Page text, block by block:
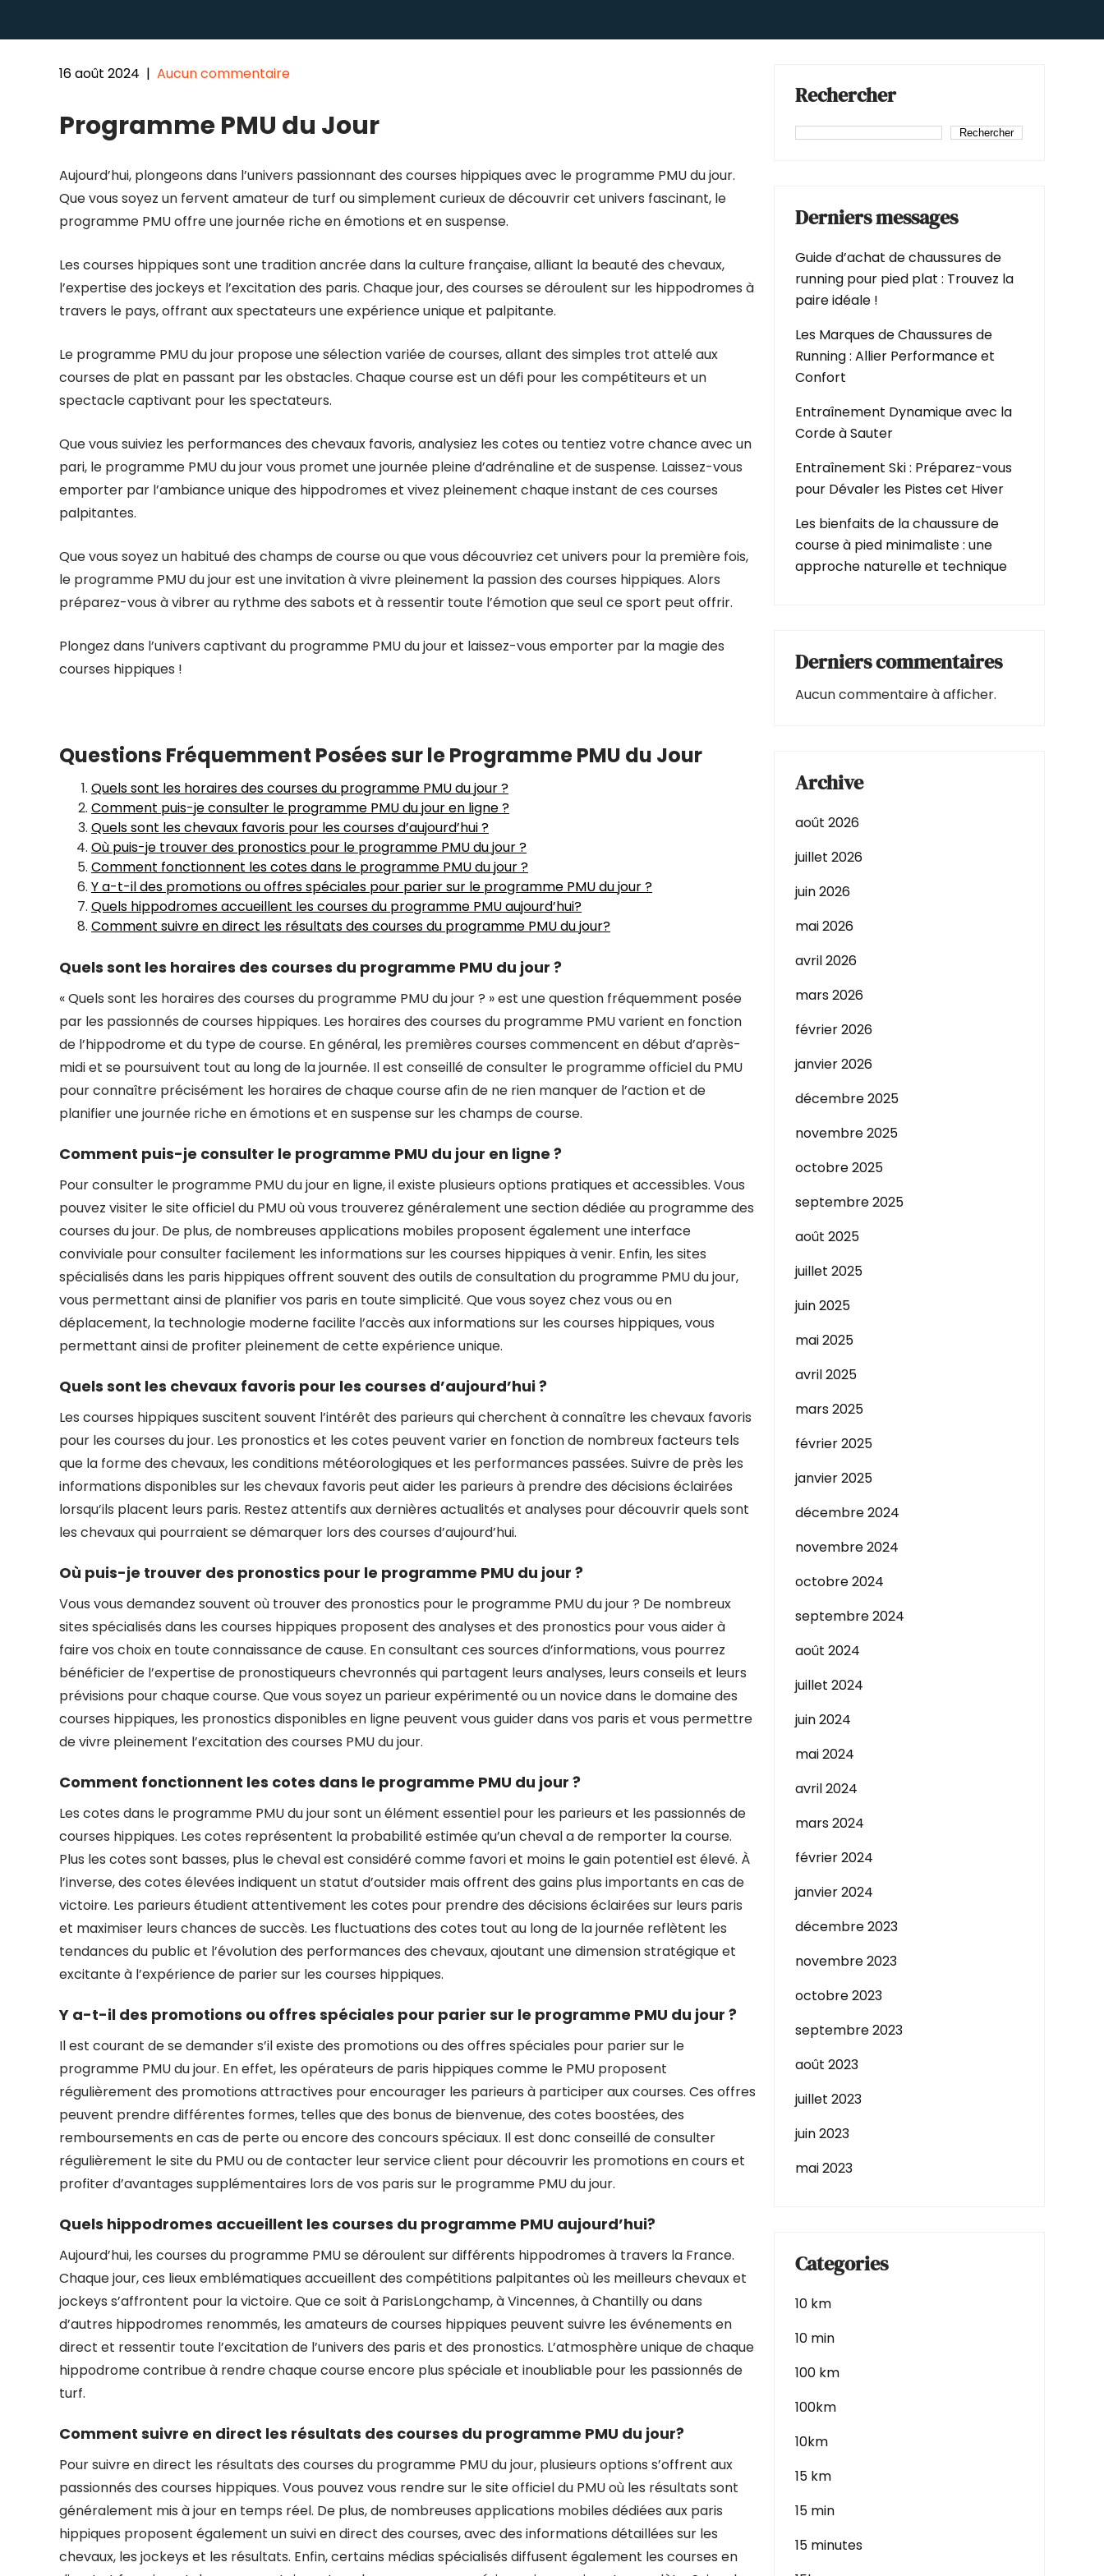
16 août 2024 | Aucun commentaire
Programme PMU du Jour
Aujourd’hui, plongeons dans l’univers passionnant des courses hippiques avec le programme PMU du jour.
Que vous soyez un fervent amateur de turf ou simplement curieux de découvrir cet univers fascinant, le
programme PMU offre une journée riche en émotions et en suspense.
Les courses hippiques sont une tradition ancrée dans la culture française, alliant la beauté des chevaux,
l’expertise des jockeys et l’excitation des paris. Chaque jour, des courses se déroulent sur les hippodromes à
travers le pays, offrant aux spectateurs une expérience unique et palpitante.
Le programme PMU du jour propose une sélection variée de courses, allant des simples trot attelé aux
courses de plat en passant par les obstacles. Chaque course est un défi pour les compétiteurs et un
spectacle captivant pour les spectateurs.
Que vous suiviez les performances des chevaux favoris, analysiez les cotes ou tentiez votre chance avec un
pari, le programme PMU du jour vous promet une journée pleine d’adrénaline et de suspense. Laissez-vous
emporter par l’ambiance unique des hippodromes et vivez pleinement chaque instant de ces courses
palpitantes.
Que vous soyez un habitué des champs de course ou que vous découvriez cet univers pour la première fois,
le programme PMU du jour est une invitation à vivre pleinement la passion des courses hippiques. Alors
préparez-vous à vibrer au rythme des sabots et à ressentir toute l’émotion que seul ce sport peut offrir.
Plongez dans l’univers captivant du programme PMU du jour et laissez-vous emporter par la magie des
courses hippiques !
Questions Fréquemment Posées sur le Programme PMU du Jour
Quels sont les horaires des courses du programme PMU du jour ?
Comment puis-je consulter le programme PMU du jour en ligne ?
Quels sont les chevaux favoris pour les courses d’aujourd’hui ?
Où puis-je trouver des pronostics pour le programme PMU du jour ?
Comment fonctionnent les cotes dans le programme PMU du jour ?
Y a-t-il des promotions ou offres spéciales pour parier sur le programme PMU du jour ?
Quels hippodromes accueillent les courses du programme PMU aujourd’hui?
Comment suivre en direct les résultats des courses du programme PMU du jour?
Quels sont les horaires des courses du programme PMU du jour ?
« Quels sont les horaires des courses du programme PMU du jour ? » est une question fréquemment posée
par les passionnés de courses hippiques. Les horaires des courses du programme PMU varient en fonction
de l’hippodrome et du type de course. En général, les premières courses commencent en début d’après-
midi et se poursuivent tout au long de la journée. Il est conseillé de consulter le programme officiel du PMU
pour connaître précisément les horaires de chaque course afin de ne rien manquer de l’action et de
planifier une journée riche en émotions et en suspense sur les champs de course.
Comment puis-je consulter le programme PMU du jour en ligne ?
Pour consulter le programme PMU du jour en ligne, il existe plusieurs options pratiques et accessibles. Vous
pouvez visiter le site officiel du PMU où vous trouverez généralement une section dédiée au programme des
courses du jour. De plus, de nombreuses applications mobiles proposent également une interface
conviviale pour consulter facilement les informations sur les courses hippiques à venir. Enfin, les sites
spécialisés dans les paris hippiques offrent souvent des outils de consultation du programme PMU du jour,
vous permettant ainsi de planifier vos paris en toute simplicité. Que vous soyez chez vous ou en
déplacement, la technologie moderne facilite l’accès aux informations sur les courses hippiques, vous
permettant ainsi de profiter pleinement de cette expérience unique.
Quels sont les chevaux favoris pour les courses d’aujourd’hui ?
Les courses hippiques suscitent souvent l’intérêt des parieurs qui cherchent à connaître les chevaux favoris
pour les courses du jour. Les pronostics et les cotes peuvent varier en fonction de nombreux facteurs tels
que la forme des chevaux, les conditions météorologiques et les performances passées. Suivre de près les
informations disponibles sur les chevaux favoris peut aider les parieurs à prendre des décisions éclairées
lorsqu’ils placent leurs paris. Restez attentifs aux dernières actualités et analyses pour découvrir quels sont
les chevaux qui pourraient se démarquer lors des courses d’aujourd’hui.
Où puis-je trouver des pronostics pour le programme PMU du jour ?
Vous vous demandez souvent où trouver des pronostics pour le programme PMU du jour ? De nombreux
sites spécialisés dans les courses hippiques proposent des analyses et des pronostics pour vous aider à
faire vos choix en toute connaissance de cause. En consultant ces sources d’informations, vous pourrez
bénéficier de l’expertise de pronostiqueurs chevronnés qui partagent leurs analyses, leurs conseils et leurs
prévisions pour chaque course. Que vous soyez un parieur expérimenté ou un novice dans le domaine des
courses hippiques, les pronostics disponibles en ligne peuvent vous guider dans vos paris et vous permettre
de vivre pleinement l’excitation des courses PMU du jour.
Comment fonctionnent les cotes dans le programme PMU du jour ?
Les cotes dans le programme PMU du jour sont un élément essentiel pour les parieurs et les passionnés de
courses hippiques. Les cotes représentent la probabilité estimée qu’un cheval a de remporter la course.
Plus les cotes sont basses, plus le cheval est considéré comme favori et moins le gain potentiel est élevé. À
l’inverse, des cotes élevées indiquent un statut d’outsider mais offrent des gains plus importants en cas de
victoire. Les parieurs étudient attentivement les cotes pour prendre des décisions éclairées sur leurs paris
et maximiser leurs chances de succès. Les fluctuations des cotes tout au long de la journée reflètent les
tendances du public et l’évolution des performances des chevaux, ajoutant une dimension stratégique et
excitante à l’expérience de parier sur les courses hippiques.
Y a-t-il des promotions ou offres spéciales pour parier sur le programme PMU du jour ?
Il est courant de se demander s’il existe des promotions ou des offres spéciales pour parier sur le
programme PMU du jour. En effet, les opérateurs de paris hippiques comme le PMU proposent
régulièrement des promotions attractives pour encourager les parieurs à participer aux courses. Ces offres
peuvent prendre différentes formes, telles que des bonus de bienvenue, des cotes boostées, des
remboursements en cas de perte ou encore des concours spéciaux. Il est donc conseillé de consulter
régulièrement le site du PMU ou de contacter leur service client pour découvrir les promotions en cours et
profiter d’avantages supplémentaires lors de vos paris sur le programme PMU du jour.
Quels hippodromes accueillent les courses du programme PMU aujourd’hui?
Aujourd’hui, les courses du programme PMU se déroulent sur différents hippodromes à travers la France.
Chaque jour, ces lieux emblématiques accueillent des compétitions palpitantes où les meilleurs chevaux et
jockeys s’affrontent pour la victoire. Que ce soit à ParisLongchamp, à Vincennes, à Chantilly ou dans
d’autres hippodromes renommés, les amateurs de courses hippiques peuvent suivre les événements en
direct et ressentir toute l’excitation de l’univers des paris et des pronostics. L’atmosphère unique de chaque
hippodrome contribue à rendre chaque course encore plus spéciale et inoubliable pour les passionnés de
turf.
Comment suivre en direct les résultats des courses du programme PMU du jour?
Pour suivre en direct les résultats des courses du programme PMU du jour, plusieurs options s’offrent aux
passionnés des courses hippiques. Vous pouvez vous rendre sur le site officiel du PMU où les résultats sont
généralement mis à jour en temps réel. De plus, de nombreuses applications mobiles dédiées aux paris
hippiques proposent également un suivi en direct des courses, avec des informations détaillées sur les
chevaux, les jockeys et les résultats. Enfin, certains médias spécialisés diffusent également les courses en
Rechercher
Rechercher
Derniers messages
Guide d’achat de chaussures de
running pour pied plat : Trouvez la
paire idéale !
Les Marques de Chaussures de
Running : Allier Performance et
Confort
Entraînement Dynamique avec la
Corde à Sauter
Entraînement Ski : Préparez-vous
pour Dévaler les Pistes cet Hiver
Les bienfaits de la chaussure de
course à pied minimaliste : une
approche naturelle et technique
Derniers commentaires
Aucun commentaire à afficher.
Archive
août 2026
juillet 2026
juin 2026
mai 2026
avril 2026
mars 2026
février 2026
janvier 2026
décembre 2025
novembre 2025
octobre 2025
septembre 2025
août 2025
juillet 2025
juin 2025
mai 2025
avril 2025
mars 2025
février 2025
janvier 2025
décembre 2024
novembre 2024
octobre 2024
septembre 2024
août 2024
juillet 2024
juin 2024
mai 2024
avril 2024
mars 2024
février 2024
janvier 2024
décembre 2023
novembre 2023
octobre 2023
septembre 2023
août 2023
juillet 2023
juin 2023
mai 2023
Categories
10 km
10 min
100 km
100km
10km
15 km
15 min
15 minutes